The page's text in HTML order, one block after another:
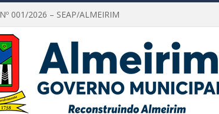
001/2026 – SEAP/ALMEIRIM